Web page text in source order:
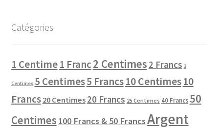
Catégories
1 Centime1 Franc2 Centimes 2 Francs 3
Centimes 5 Centimes5 Francs10 Centimes10
Francs 20 Centimes 20 Francs 25 Centimes 40 Francs 50
Centimes 100 Francs & 50 FrancsArgent